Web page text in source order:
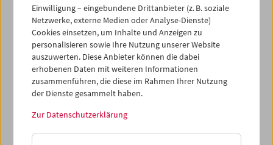
Unversöhnt
Einwilligung – eingebundene Drittanbieter (z. B. soziale
Netzwerke, externe Medien oder Analyse-Dienste)
Cookies einsetzen, um Inhalte und Anzeigen zu
personalisieren sowie Ihre Nutzung unserer Website
auszuwerten. Diese Anbieter können die dabei
erhobenen Daten mit weiteren Informationen
zusammenführen, die diese im Rahmen Ihrer Nutzung
der Dienste gesammelt haben.
Zur Datenschutzerklärung